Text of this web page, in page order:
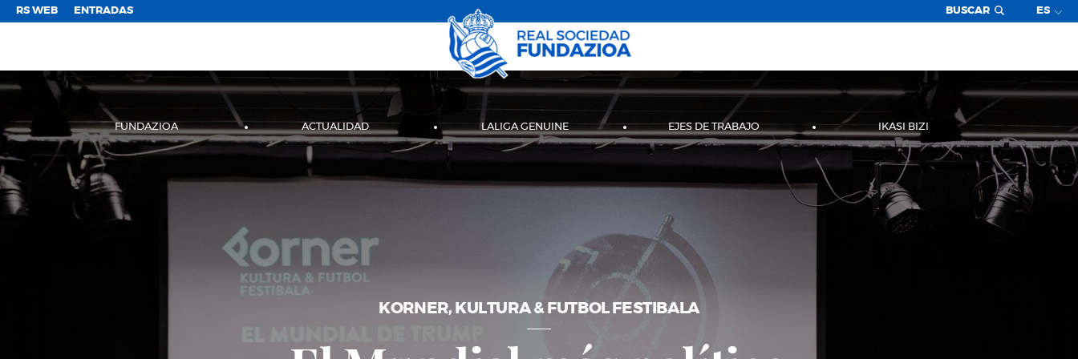
RS WEB ENTRADAS BUSCAR ES
FUNDAZIOA ACTUALIDAD LALIGA GENUINE EJES DE TRABAJO IKASI BIZI
KORNER, KULTURA & FUTBOL FESTIBALA